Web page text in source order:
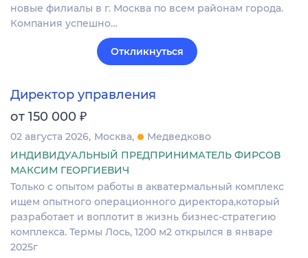
новые филиалы в г. Москва по всем районам города.
Компания успешно…
Откликнуться
Директор управления
от 150 000 ₽
02 августа 2026 Москва
Медведково
ИНДИВИДУАЛЬНЫЙ ПРЕДПРИНИМАТЕЛЬ ФИРСОВ
МАКСИМ ГЕОРГИЕВИЧ
Только с опытом работы в акватермальный комплекс
ищем опытного операционного директора,который
разработает и воплотит в жизнь бизнес-стратегию
комплекса. Термы Лось, 1200 м2 открылся в январе
2025г